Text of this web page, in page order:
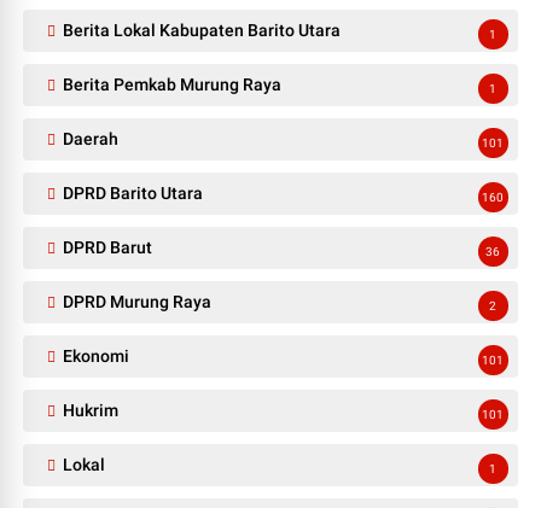
Berita Lokal Kabupaten Barito Utara 1
Berita Pemkab Murung Raya 1
Daerah 101
DPRD Barito Utara 160
DPRD Barut 36
DPRD Murung Raya 2
Ekonomi 101
Hukrim 101
Lokal 1